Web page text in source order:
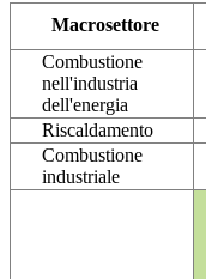
Macrosettore
Combustione
nell'industria
dell'energia
Riscaldamento
Combustione
industriale